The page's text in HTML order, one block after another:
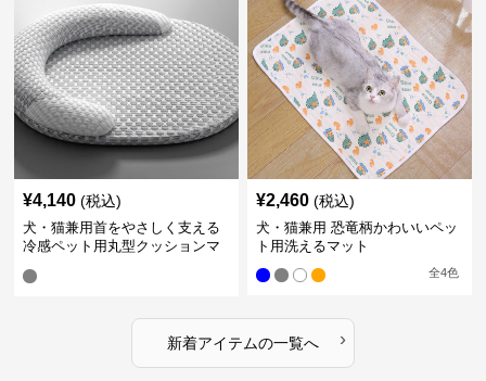
¥4,140 (税込)
犬・猫兼用首をやさしく支える
冷感ペット用丸型クッションマ
¥2,460 (税込)
犬・猫兼用 恐竜柄かわいいペッ
ト用洗えるマット
全4色
新着アイテムの一覧へ ›